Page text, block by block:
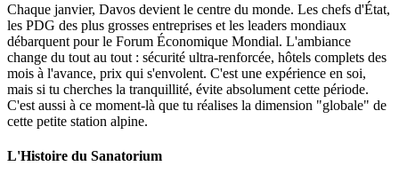
Chaque janvier, Davos devient le centre du monde. Les chefs d'État,
les PDG des plus grosses entreprises et les leaders mondiaux
débarquent pour le Forum Économique Mondial. L'ambiance
change du tout au tout : sécurité ultra-renforcée, hôtels complets des
mois à l'avance, prix qui s'envolent. C'est une expérience en soi,
mais si tu cherches la tranquillité, évite absolument cette période.
C'est aussi à ce moment-là que tu réalises la dimension "globale" de
cette petite station alpine.
L'Histoire du Sanatorium